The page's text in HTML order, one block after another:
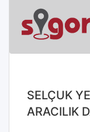
SELÇUK
ARACILIK